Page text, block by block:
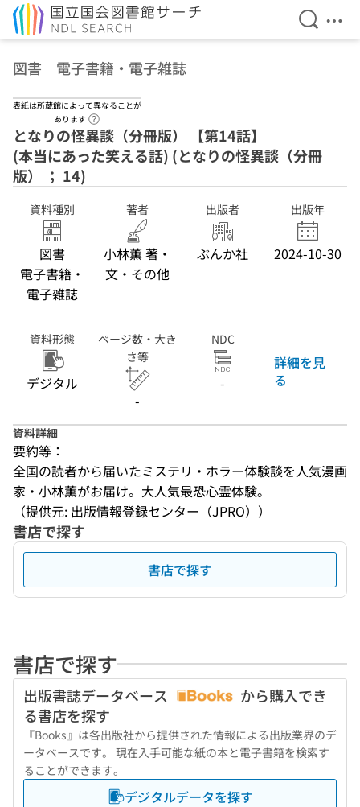
検索を
メ
図書 電子書籍・電子雑誌
表紙は所蔵館によって異なることが
あります
となりの怪異談（分冊版） 【第14話】
(本当にあった笑える話) (となりの怪異談（分冊
版） ； 14)
資料種別
図書
電子書籍・
電子雑誌
著者
小林薫 著・
文・その他
出版者
ぶんか社
出版年
2024-10-30
資料形態
デジタル
ページ数・大き
さ等
-
NDC
-
詳細を見
る
資料詳細
要約等：
全国の読者から届いたミステリ・ホラー体験談を人気漫画
家・小林薫がお届け。大人気最恐心霊体験。
（提供元: 出版情報登録センター（JPRO））
書店で探す
書店で探す
書店で探す
出版書誌データベース
から購入でき
る書店を探す
『Books』は各出版社から提供された情報による出版業界のデ
ータベースです。 現在入手可能な紙の本と電子書籍を検索す
ることができます。
デジタルデータを探す